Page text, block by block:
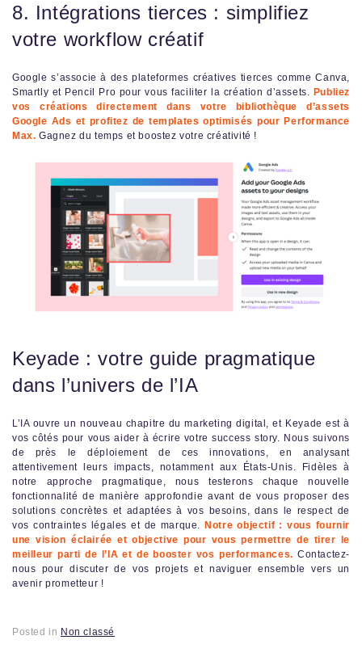
8. Intégrations tierces : simplifiez
votre workflow créatif
Google s’associe à des plateformes créatives tierces comme Canva,
Smartly et Pencil Pro pour vous faciliter la création d’assets. Publiez
vos créations directement dans votre bibliothèque d’assets
Google Ads et profitez de templates optimisés pour Performance
Max. Gagnez du temps et boostez votre créativité !
Keyade : votre guide pragmatique
dans l’univers de l’IA
L’IA ouvre un nouveau chapitre du marketing digital, et Keyade est à
vos côtés pour vous aider à écrire votre success story. Nous suivons
de près le déploiement de ces innovations, en analysant
attentivement leurs impacts, notamment aux États-Unis. Fidèles à
notre approche pragmatique, nous testerons chaque nouvelle
fonctionnalité de manière approfondie avant de vous proposer des
solutions concrètes et adaptées à vos besoins, dans le respect de
vos contraintes légales et de marque. Notre objectif : vous fournir
une vision éclairée et objective pour vous permettre de tirer le
meilleur parti de l’IA et de booster vos performances. Contactez-
nous pour discuter de vos projets et naviguer ensemble vers un
avenir prometteur !
Posted in Non classé